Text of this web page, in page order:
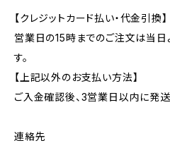
【クレジットカード払い・代金引換】
営業日の15時までのご注文は当
す。
【上記以外のお支払い方法】
ご入金確認後、3営業日以内に発送
連絡先